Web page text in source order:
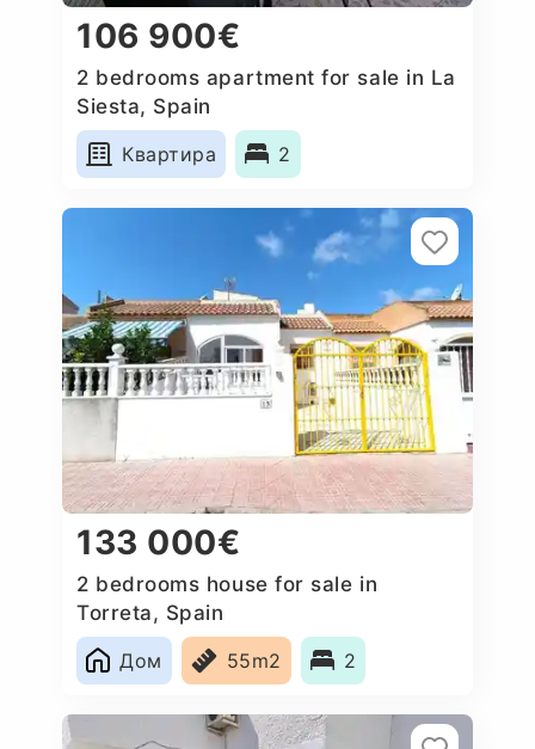
106 900€
2 bedrooms apartment for sale in La
Siesta, Spain
Квартира
2
133 000€
2 bedrooms house for sale in
Torreta, Spain
Дом
55m2 2